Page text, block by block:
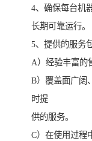
4、确保每台机
长期可靠运行。
5、提供的服务
A）经验丰富的
B）覆盖面广阔
时提
供的服务。
C）在使用过程